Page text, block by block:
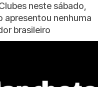
neste sábado,
apresentou nenhuma
brasileiro